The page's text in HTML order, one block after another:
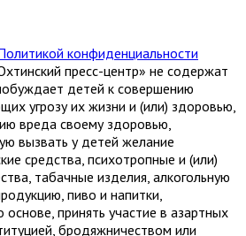
конфиденциальности
пресс-центр» не содержат
детей к совершению
угрозу их жизни и (или) здоровью,
вреда своему здоровью,
вызвать у детей желание
средства, психотропные и (или)
табачные изделия, алкогольную
пиво и напитки,
основе, принять участие в азартных
бродяжничеством или